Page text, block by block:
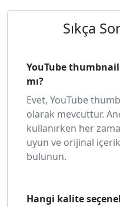
Sıkça
YouTube
mı?
Evet, YouTube
olarak mevcuttur.
kullanırken her
uyun ve orijinal
bulunun.
Hangi kalite